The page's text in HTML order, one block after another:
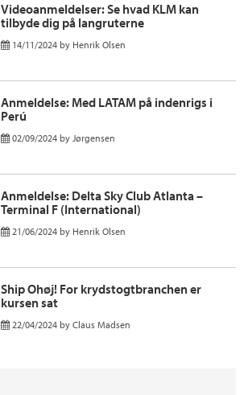
Videoanmeldelser: Se hvad KLM kan
tilbyde dig på langruterne
14/11/2024 by Henrik Olsen
Anmeldelse: Med LATAM på indenrigs i
Perú
02/09/2024 by Jørgensen
Anmeldelse: Delta Sky Club Atlanta –
Terminal F (International)
21/06/2024 by Henrik Olsen
Ship Ohøj! For krydstogtbranchen er
kursen sat
22/04/2024 by Claus Madsen